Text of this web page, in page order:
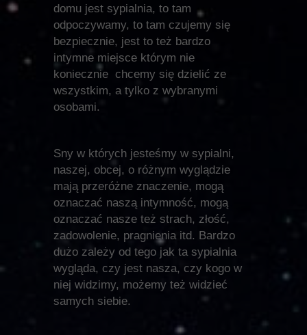
domu jest sypialnia, to tam
odpoczywamy, to tam czujemy się
bezpiecznie, jest to też bardzo
intymne miejsce którym nie
koniecznie chcemy się dzielić ze
wszystkim, a tylko z wybranymi
osobami.
Sny w których jesteśmy w sypialni,
naszej, obcej, o różnym wyglądzie
mają przeróżne znaczenie, mogą
oznaczać naszą intymność, mogą
oznaczać nasze też strach, złość,
zadowolenie, pragnienia itd. Bardzo
dużo zależy od tego jak ta sypialnia
wygląda, czy jest nasza, czy kogo w
niej widzimy, możemy też widzieć
samych siebie.